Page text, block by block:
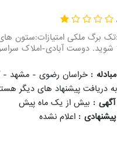
دوست آبادی-املاک سراسری کیش مشهد-
خراسان رضوی - مشهد -
دریافت پیشنهاد های دیگر
آگهی
بیش از یک ماه پیش
اعلام نشده